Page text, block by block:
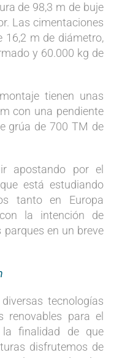
de 98,3 m de buje
Las cimentaciones
16,2 m de diámetro,
y 60.000 kg de
tienen unas
con una pendiente
grúa de 700 TM de
apostando por el
está estudiando
tanto en Europa
la intención de
en un breve
tecnologías
renovables para el
la finalidad de que
disfrutemos de